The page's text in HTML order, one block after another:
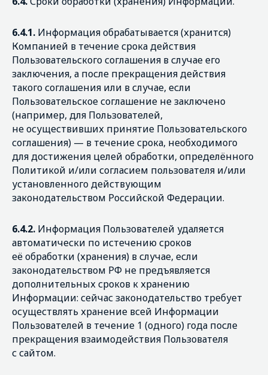
6.4.1. Информация обрабатывается (хранится)
Компанией в течение срока действия
Пользовательского соглашения в случае его
заключения, а после прекращения действия
такого соглашения или в случае, если
Пользовательское соглашение не заключено
(например, для Пользователей,
не осуществивших принятие Пользовательского
соглашения) — в течение срока, необходимого
для достижения целей обработки, определённого
Политикой и/или согласием пользователя и/или
установленного действующим
законодательством Российской Федерации.
6.4.2. Информация Пользователей удаляется
автоматически по истечению сроков
её обработки (хранения) в случае, если
законодательством РФ не предъявляется
дополнительных сроков к хранению
Информации: сейчас законодательство требует
осуществлять хранение всей Информации
Пользователей в течение 1 (одного) года после
прекращения взаимодействия Пользователя
с сайтом.